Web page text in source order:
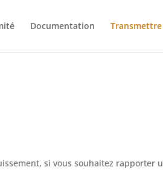
Documentation
si vous souhaitez